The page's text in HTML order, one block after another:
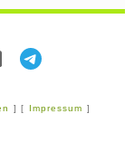
] [ Impressum ]